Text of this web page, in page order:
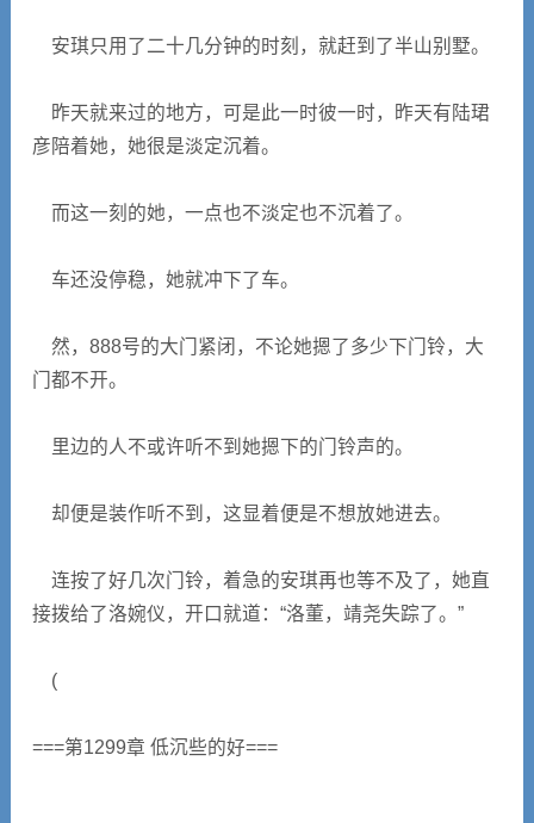
安琪只用了二十几分钟的时刻，就赶到了半山别墅。
昨天就来过的地方，可是此一时彼一时，昨天有陆珺
彦陪着她，她很是淡定沉着。
而这一刻的她，一点也不淡定也不沉着了。
车还没停稳，她就冲下了车。
然，888号的大门紧闭，不论她摁了多少下门铃，大
门都不开。
里边的人不或许听不到她摁下的门铃声的。
却便是装作听不到，这显着便是不想放她进去。
连按了好几次门铃，着急的安琪再也等不及了，她直
接拨给了洛婉仪，开口就道：“洛董，靖尧失踪了。”
(
===第1299章 低沉些的好===